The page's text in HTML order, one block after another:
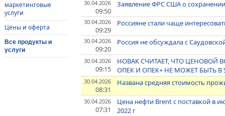
маркетинговые
услуги
Цены и оферта
Все продукты и
услуги
30.04.2026
09:50
Заявление ФРС США о
30.04.2026
09:29
Россияне стали чаще
30.04.2026
09:20
Россия не обсуждала с
30.04.2026
09:15
НОВАК СЧИТАЕТ, ЧТО ЦЕНОВОЙ
ОПЕК И ОПЕК+ НЕ МОЖЕТ БЫТЬ
30.04.2026
08:31
Названа средняя стоимость
30.04.2026
07:31
Цена нефти Brent с поставкой в
2022 г